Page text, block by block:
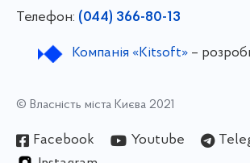
Телефон: (044) 366-80-13
Компанія «Kitsoft»–
© Власність міста Києва 2021
Facebook Youtube